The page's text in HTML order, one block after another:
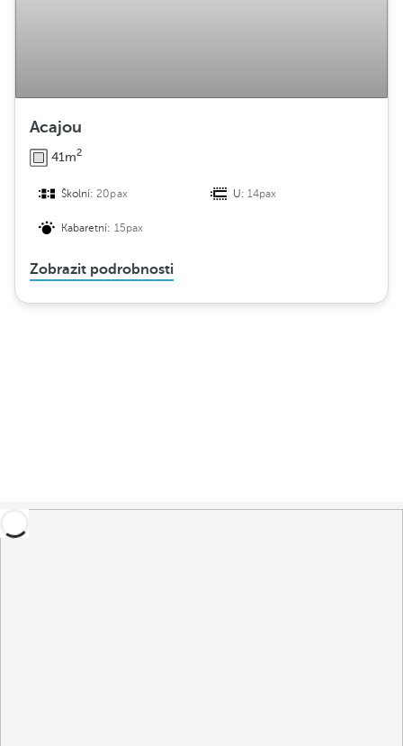
Acajou
41m2
Školní:20pax U:14pax
Kabaretní: 15pax
Zobrazit podrobnosti